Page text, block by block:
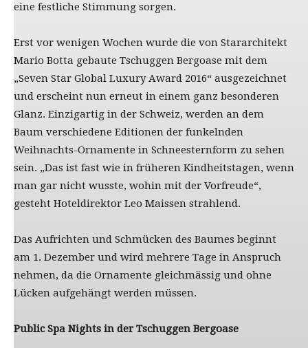
eine festliche Stimmung sorgen.
Erst vor wenigen Wochen wurde die von Stararchitekt
Mario Botta gebaute Tschuggen Bergoase mit dem
„Seven Star Global Luxury Award 2016“ ausgezeichnet
und erscheint nun erneut in einem ganz besonderen
Glanz. Einzigartig in der Schweiz, werden an dem
Baum verschiedene Editionen der funkelnden
Weihnachts-Ornamente in Schneesternform zu sehen
sein. „Das ist fast wie in früheren Kindheitstagen, wenn
man gar nicht wusste, wohin mit der Vorfreude“,
gesteht Hoteldirektor Leo Maissen strahlend.
Das Aufrichten und Schmücken des Baumes beginnt
am 1. Dezember und wird mehrere Tage in Anspruch
nehmen, da die Ornamente gleichmässig und ohne
Lücken aufgehängt werden müssen.
Public Spa Nights in der Tschuggen Bergoase